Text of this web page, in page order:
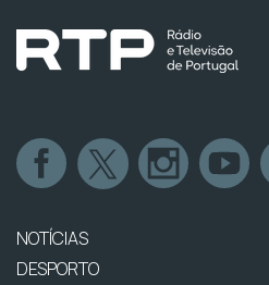
NOTÍCIAS
DESPORTO